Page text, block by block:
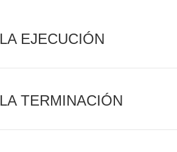
EJECUCIÓN
TERMINACIÓN